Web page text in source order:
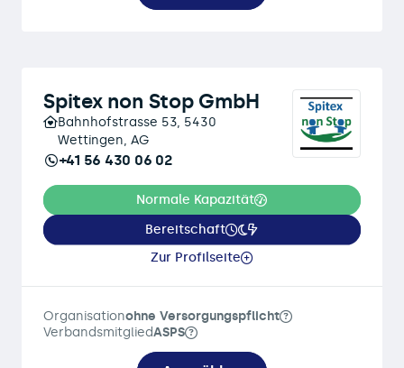
Spitex non Stop GmbH
Bahnhofstrasse 53, 5430
Wettingen, AG
+41 56 430 06 02
Normale Kapazität
Bereitschaft
Zur Profilseite
Organisationohne Versorgungspflicht
VerbandsmitgliedASPS